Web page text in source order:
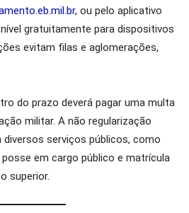
, ou pelo aplicativo
gratuitamente para dispositivos
evitam filas e aglomerações,
do prazo deverá pagar uma multa
militar. A não regularização
serviços públicos, como
em cargo público e matrícula
superior.